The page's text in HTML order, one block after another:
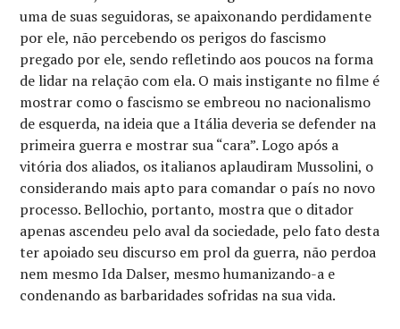
uma de suas seguidoras, se apaixonando perdidamente
por ele, não percebendo os perigos do fascismo
pregado por ele, sendo refletindo aos poucos na forma
de lidar na relação com ela. O mais instigante no filme é
mostrar como o fascismo se embreou no nacionalismo
de esquerda, na ideia que a Itália deveria se defender na
primeira guerra e mostrar sua “cara”. Logo após a
vitória dos aliados, os italianos aplaudiram Mussolini, o
considerando mais apto para comandar o país no novo
processo. Bellochio, portanto, mostra que o ditador
apenas ascendeu pelo aval da sociedade, pelo fato desta
ter apoiado seu discurso em prol da guerra, não perdoa
nem mesmo Ida Dalser, mesmo humanizando-a e
condenando as barbaridades sofridas na sua vida.